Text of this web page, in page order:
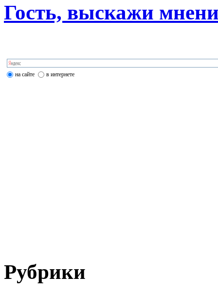
Гость, выскажи
на сайте в интернете
Рубрики